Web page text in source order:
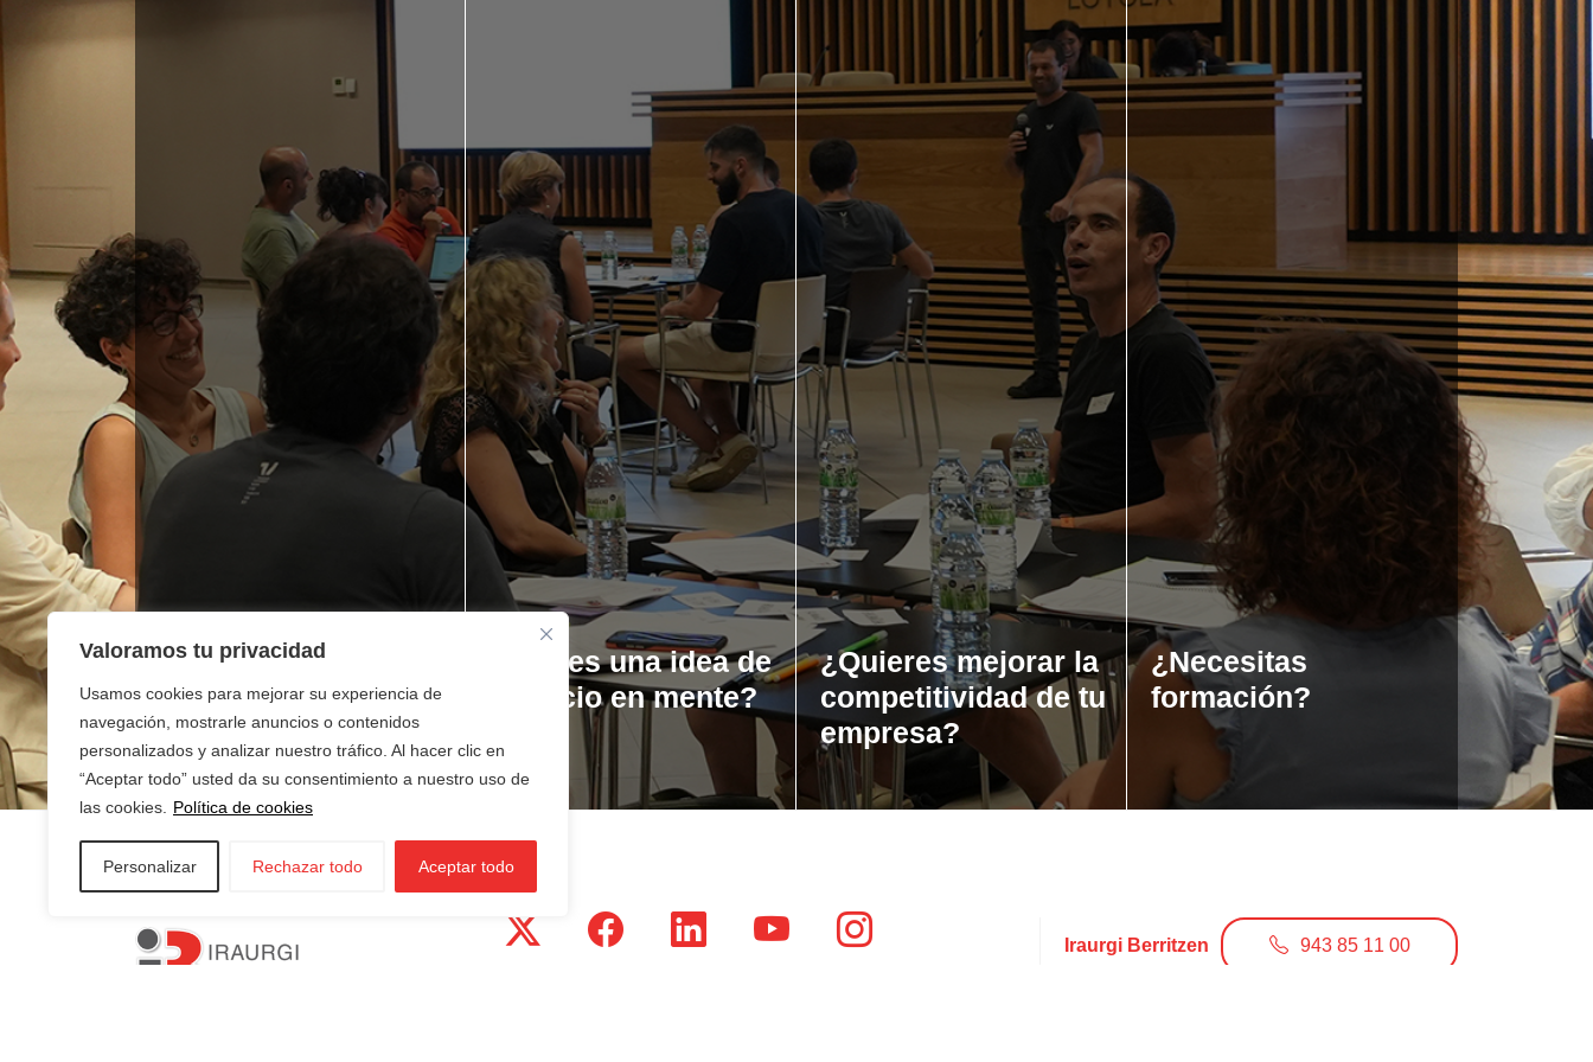
Valoramos tu privacidad
Usamos cookies para mejorar su experiencia de
navegación, mostrarle anuncios o contenidos
personalizados y analizar nuestro tráfico. Al hacer clic en
“Aceptar todo” usted da su consentimiento a nuestro uso de
las cookies.
Política de cookies
Personalizar Rechazar todo Aceptar todo
¿Buscas empleo?
¿Tienes una idea de
negocio en mente?
¿Quieres mejorar la
competitividad de tu
empresa?
¿Necesitas
formación?
Iraurgi Berritzen 943 85 11 00